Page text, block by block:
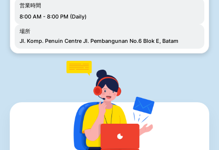
営業時間
8:00 AM - 8:00 PM (Daily)
場所
Jl. Komp. Penuin Centre Jl. Pembangunan No.6 Blok E, Batam